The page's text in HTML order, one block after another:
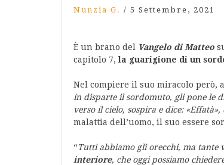
Nunzia G. / 5 Settembre, 2021
È un brano del Vangelo di Matteo
capitolo 7,la guarigione di un
Nel compiere il suo miracolo però,
in disparte il sordomuto, gli pone le
verso il cielo, sospira e dice:
malattia dell’uomo, il suo essere
“Tutti abbiamo gli orecchi, ma tante
interiore, che oggi possiamo